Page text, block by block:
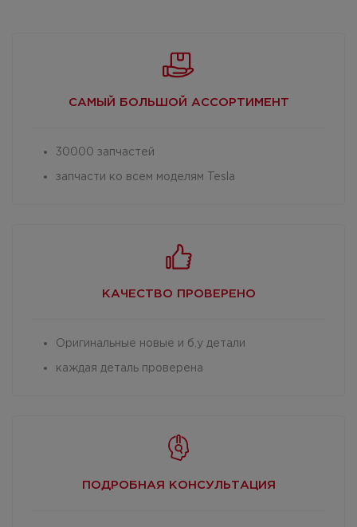
САМЫЙ БОЛЬШОЙ АССОРТИМЕНТ
30000 запчастей
запчасти ко всем моделям Tesla
КАЧЕСТВО ПРОВЕРЕНО
Оригинальные новые и б.у детали
каждая деталь проверена
ПОДРОБНАЯ КОНСУЛЬТАЦИЯ